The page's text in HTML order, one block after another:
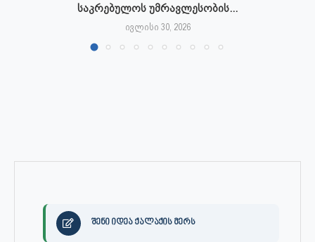
საკრებულოს უმრავლესობის...
ივლისი 30, 2026
შენი იდეა ქალაქის მერს